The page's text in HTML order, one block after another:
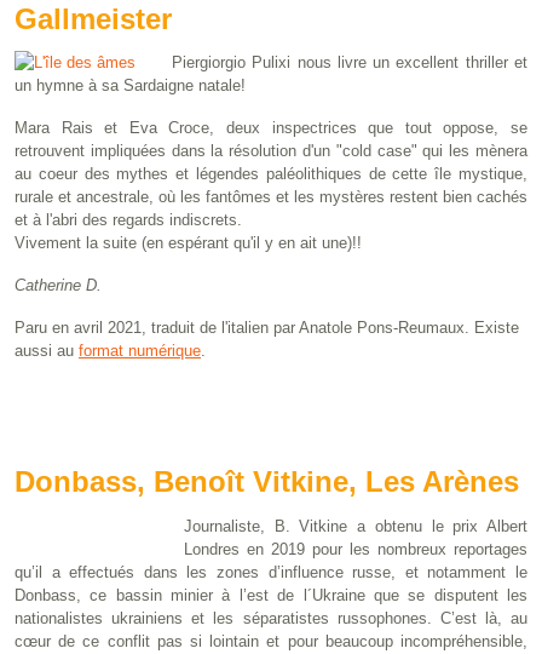
Gallmeister
Piergiorgio Pulixi nous livre un excellent thriller et
un hymne à sa Sardaigne natale!
Mara Rais et Eva Croce, deux inspectrices que tout oppose, se
retrouvent impliquées dans la résolution d'un "cold case" qui les mènera
au coeur des mythes et légendes paléolithiques de cette île mystique,
rurale et ancestrale, où les fantômes et les mystères restent bien cachés
et à l'abri des regards indiscrets.
Vivement la suite (en espérant qu'il y en ait une)!!
Catherine D.
Paru en avril 2021, traduit de l'italien par Anatole Pons-Reumaux. Existe
aussi au format numérique.
Donbass, Benoît Vitkine, Les Arènes
Journaliste, B. Vitkine a obtenu le prix Albert
Londres en 2019 pour les nombreux reportages
qu’il a effectués dans les zones d’influence russe, et notamment le
Donbass, ce bassin minier à l’est de l´Ukraine que se disputent les
nationalistes ukrainiens et les séparatistes russophones. C’est là, au
cœur de ce conflit pas si lointain et pour beaucoup incompréhensible,